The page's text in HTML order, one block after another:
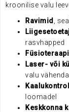
kroonilise valu
Ravimid
,
rasvhapped
Laser- või
valu
Kaalukontroll
loomadel
Keskkonna